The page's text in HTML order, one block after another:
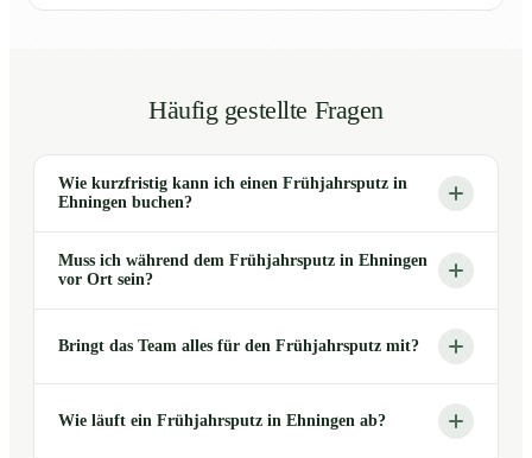
Häufig gestellte Fragen
Wie kurzfristig kann ich einen Frühjahrsputz in
Ehningen buchen?
Muss ich während dem Frühjahrsputz in Ehningen
vor Ort sein?
Bringt das Team alles für den Frühjahrsputz mit?
Wie läuft ein Frühjahrsputz in Ehningen ab?